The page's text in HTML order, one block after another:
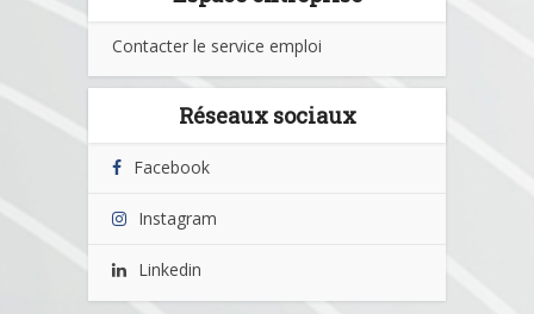
Contacter le service emploi
Réseaux sociaux
Facebook
Instagram
Linkedin